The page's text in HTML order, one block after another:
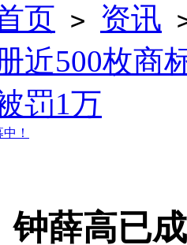
页 > 资讯
近500枚商
罚1万
钟薛高已